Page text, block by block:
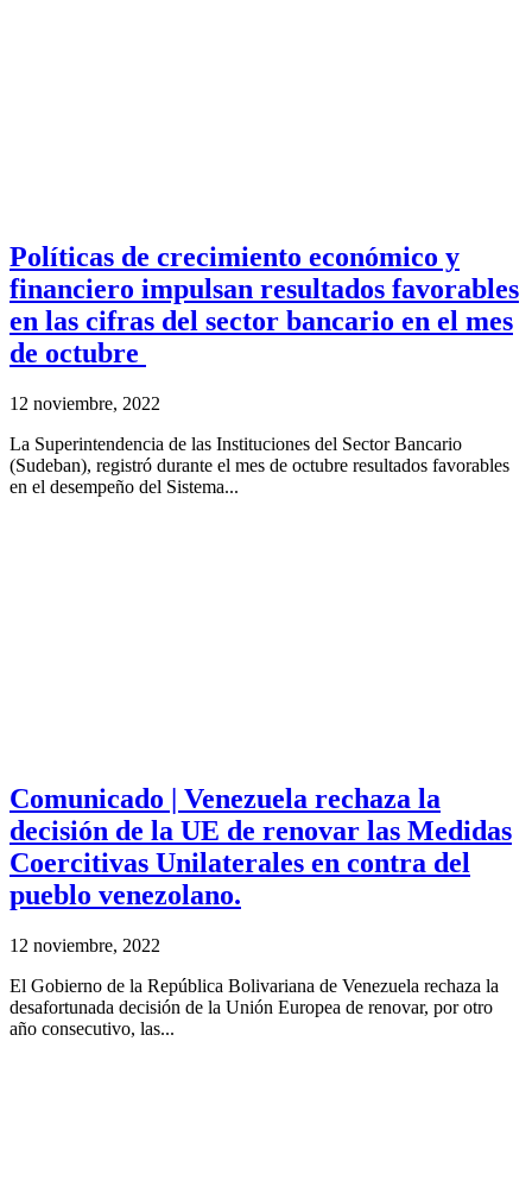
Políticas de crecimiento económico y
financiero impulsan resultados favorables
en las cifras del sector bancario en el mes
de octubre
12 noviembre, 2022
La Superintendencia de las Instituciones del Sector Bancario
(Sudeban), registró durante el mes de octubre resultados favorables
en el desempeño del Sistema...
Comunicado | Venezuela rechaza la
decisión de la UE de renovar las Medidas
Coercitivas Unilaterales en contra del
pueblo venezolano.
12 noviembre, 2022
El Gobierno de la República Bolivariana de Venezuela rechaza la
desafortunada decisión de la Unión Europea de renovar, por otro
año consecutivo, las...